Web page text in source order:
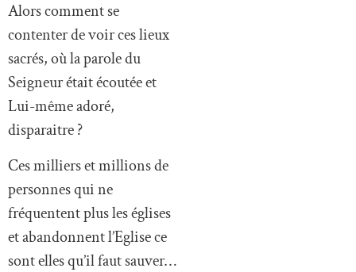
Alors comment se
contenter de voir ces lieux
sacrés, où la parole du
Seigneur était écoutée et
Lui-même adoré,
disparaitre ?
Ces milliers et millions de
personnes qui ne
fréquentent plus les églises
et abandonnent l’Eglise ce
sont elles qu’il faut sauver…